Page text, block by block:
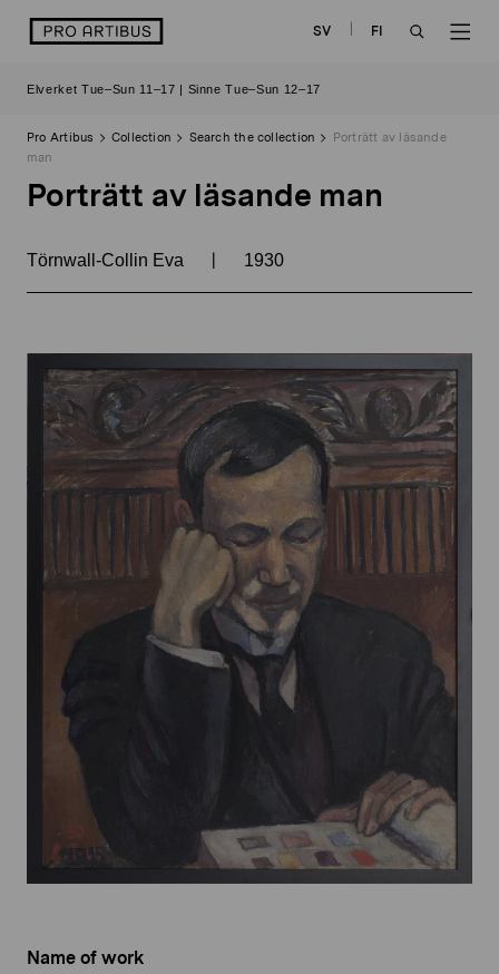
logo SV
FI
Elverket Tue–Sun 11–17 | Sinne Tue–Sun 12–17
Pro Artibus Collection Search the collection
Porträtt av läsande
man
Porträtt av läsande man
Törnwall-Collin Eva | 1930
Name of work